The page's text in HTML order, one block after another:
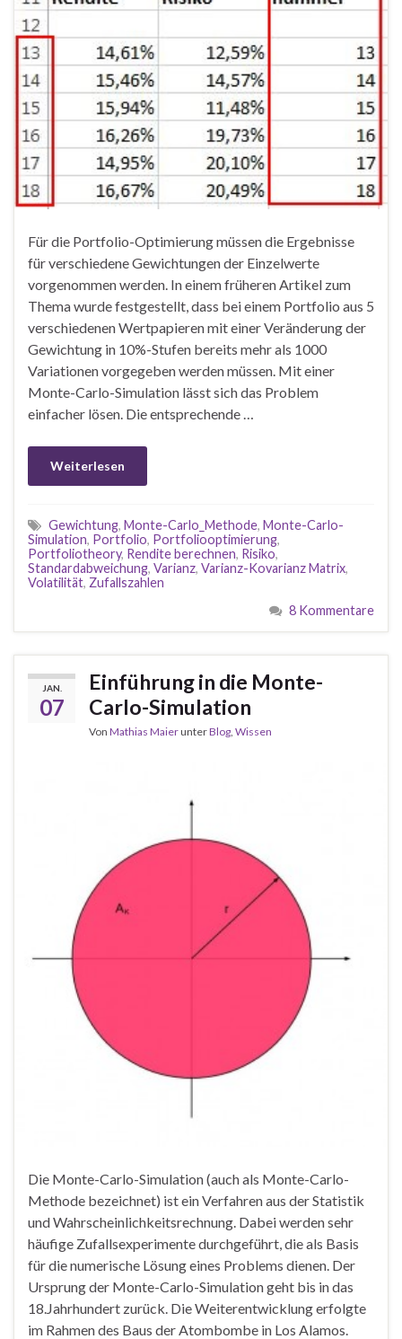
Für die Portfolio-Optimierung müssen die Ergebnisse
für verschiedene Gewichtungen der Einzelwerte
vorgenommen werden. In einem früheren Artikel zum
Thema wurde festgestellt, dass bei einem Portfolio aus 5
verschiedenen Wertpapieren mit einer Veränderung der
Gewichtung in 10%-Stufen bereits mehr als 1000
Variationen vorgegeben werden müssen. Mit einer
Monte-Carlo-Simulation lässt sich das Problem
einfacher lösen. Die entsprechende …
Weiterlesen
Gewichtung, Monte-Carlo_Methode, Monte-Carlo-
Simulation, Portfolio, Portfoliooptimierung,
Portfoliotheory, Rendite berechnen, Risiko,
Standardabweichung, Varianz, Varianz-Kovarianz Matrix,
Volatilität, Zufallszahlen
8 Kommentare
JAN.
07
Einführung in die Monte-
Carlo-Simulation
Von Mathias MaierunterBlog, Wissen
Die Monte-Carlo-Simulation (auch als Monte-Carlo-
Methode bezeichnet) ist ein Verfahren aus der Statistik
und Wahrscheinlichkeitsrechnung. Dabei werden sehr
häufige Zufallsexperimente durchgeführt, die als Basis
für die numerische Lösung eines Problems dienen. Der
Ursprung der Monte-Carlo-Simulation geht bis in das
18.Jahrhundert zurück. Die Weiterentwicklung erfolgte
im Rahmen des Baus der Atombombe in Los Alamos.